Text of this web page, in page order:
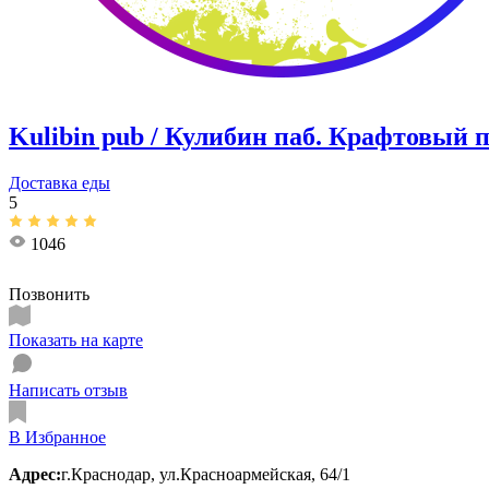
Kulibin pub / Кулибин паб. Крафтовый
Доставка еды
5
1046
Позвонить
Показать на карте
Написать отзыв
В Избранное
Адрес:г.Краснодар, ул.Красноармейская, 64/1